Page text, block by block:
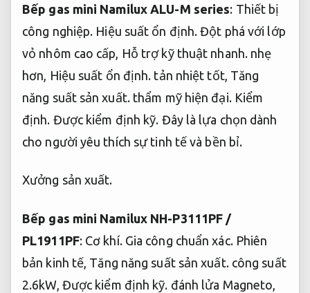
Bếp gas mini Namilux ALU-M series: Thiết bị
công nghiệp. Hiệu suất ổn định. Đột phá với lớp
vỏ nhôm cao cấp, Hỗ trợ kỹ thuật nhanh.nhẹ
hơn, Hiệu suất ổn định. tản nhiệt tốt, Tăng
năng suất sản xuất.thẩm mỹ hiện đại. Kiểm
định. Được kiểm định kỹ. Đây là lựa chọn dành
cho người yêu thích sự tinh tế và bền bỉ.
Xưởng sản xuất.
Bếp gas mini Namilux NH-P3111PF /
PL1911PF: Cơ khí. Gia công chuẩn xác. Phiên
bản kinh tế, Tăng năng suất sản xuất. công suất
2.6kW, Được kiểm định kỹ. đánh lửa Magneto,